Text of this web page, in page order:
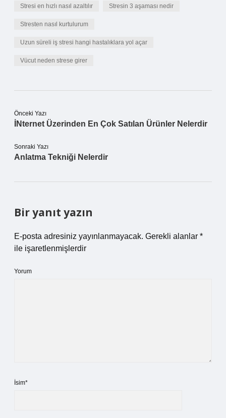
Stresi en hızlı nasıl azaltılır Stresin 3 aşaması nedir
Stresten nasıl kurtulurum
Uzun süreli iş stresi hangi hastalıklara yol açar
Vücut neden strese girer
Önceki Yazı
İNternet Üzerinden En Çok Satılan Ürünler Nelerdir
Sonraki Yazı
Anlatma Tekniği Nelerdir
Bir yanıt yazın
E-posta adresiniz yayınlanmayacak. Gerekli alanlar *
ile işaretlenmişlerdir
Yorum
İsim*